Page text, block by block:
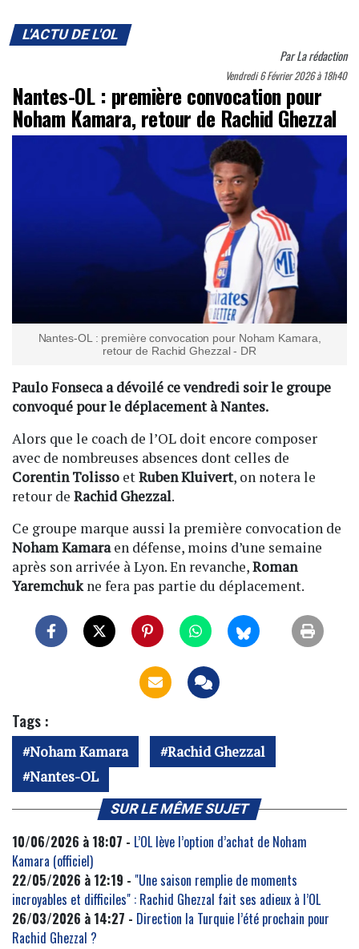
L'ACTU DE L'OL
ParLa rédaction
Vendredi 6 Février 2026 à 18h40
Nantes-OL : première convocation pour
Noham Kamara, retour de Rachid Ghezzal
Nantes-OL : première convocation pour Noham Kamara,
retour de Rachid Ghezzal - DR
Paulo Fonseca a dévoilé ce vendredi soir le groupe
convoqué pour le déplacement à Nantes.
Alors que le coach de l’OL doit encore composer
avec de nombreuses absences dont celles de
Corentin Tolisso etRuben Kluivert, on notera le
retour de Rachid Ghezzal.
Ce groupe marque aussi la première convocation de
Noham Kamaraen défense, moins d’une semaine
après son arrivée à Lyon. En revanche,Roman
Yaremchukne fera pas partie du déplacement.
Tags :
Noham Kamara
Rachid Ghezzal
Nantes-OL
SUR LE MÊME SUJET
10/06/2026 à 18:07 - L’OL lève l’option d’achat de Noham
Kamara (officiel)
22/05/2026 à 12:19 - "Une saison remplie de moments
incroyables et difficiles" : Rachid Ghezzal fait ses adieux à l’OL
26/03/2026 à 14:27 - Direction la Turquie l’été prochain pour
Rachid Ghezzal ?